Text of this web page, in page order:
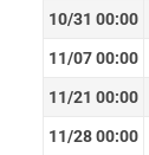
10/31 00:00
11/07 00:00
11/21 00:00
11/28 00:00